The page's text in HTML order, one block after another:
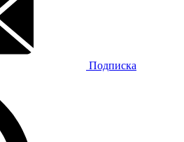
Подписка